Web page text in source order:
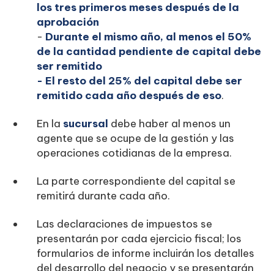
los tres primeros meses después de la
aprobación
- Durante el mismo año, al menos el 50%
de la cantidad pendiente de capital debe
ser remitido
- El resto del 25% del capital debe ser
remitido cada año después de eso‍.
En la sucursal debe haber al menos un
agente que se ocupe de la gestión y las
operaciones cotidianas de la empresa.
La parte correspondiente del capital se
remitirá durante cada año.
Las declaraciones de impuestos se
presentarán por cada ejercicio fiscal; los
formularios de informe incluirán los detalles
del desarrollo del negocio y se presentarán